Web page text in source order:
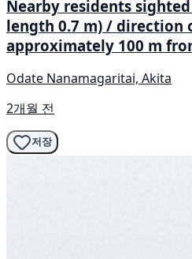
Nearby residents
length 0.7 m) / direction
approximately 100 m
Odate Nanamagaritai, Akita
2개월 전
저장